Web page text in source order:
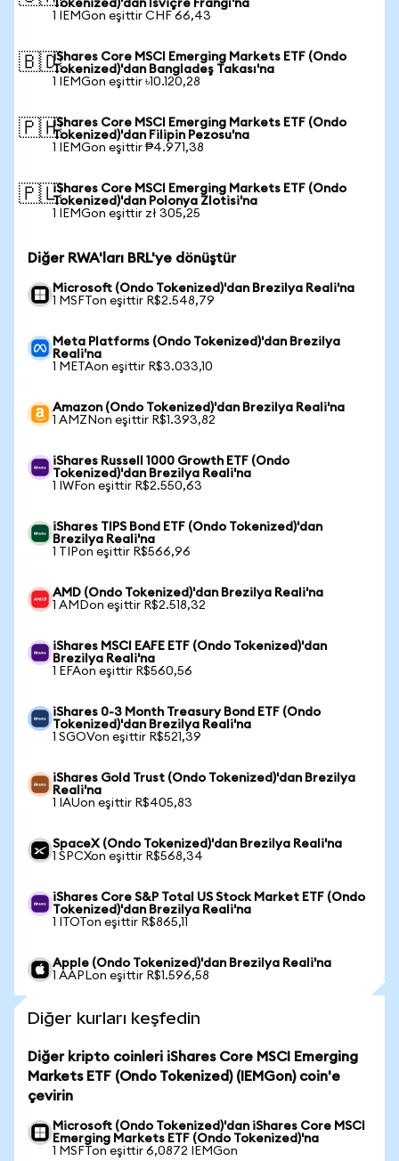
Tokenized)'dan İsviçre Frangı'na
1 IEMGon eşittir CHF 66,43
🇧🇩iShares Core MSCI Emerging Markets ETF (Ondo
Tokenized)'dan Bangladeş Takası'na
1 IEMGon eşittir ৳10.120,28
🇵🇭iShares Core MSCI Emerging Markets ETF (Ondo
Tokenized)'dan Filipin Pezosu'na
1 IEMGon eşittir ₱4.971,38
🇵🇱iShares Core MSCI Emerging Markets ETF (Ondo
Tokenized)'dan Polonya Zlotisi'na
1 IEMGon eşittir zł 305,25
Diğer RWA'ları BRL'ye dönüştür
Microsoft (Ondo Tokenized)'dan Brezilya Reali'na
1 MSFTon eşittir R$2.548,79
Meta Platforms (Ondo Tokenized)'dan Brezilya
Reali'na
1 METAon eşittir R$3.033,10
Amazon (Ondo Tokenized)'dan Brezilya Reali'na
1 AMZNon eşittir R$1.393,82
iShares Russell 1000 Growth ETF (Ondo
Tokenized)'dan Brezilya Reali'na
1 IWFon eşittir R$2.550,63
iShares TIPS Bond ETF (Ondo Tokenized)'dan
Brezilya Reali'na
1 TIPon eşittir R$566,96
AMD (Ondo Tokenized)'dan Brezilya Reali'na
1 AMDon eşittir R$2.518,32
iShares MSCI EAFE ETF (Ondo Tokenized)'dan
Brezilya Reali'na
1 EFAon eşittir R$560,56
iShares 0-3 Month Treasury Bond ETF (Ondo
Tokenized)'dan Brezilya Reali'na
1 SGOVon eşittir R$521,39
iShares Gold Trust (Ondo Tokenized)'dan Brezilya
Reali'na
1 IAUon eşittir R$405,83
SpaceX (Ondo Tokenized)'dan Brezilya Reali'na
1 SPCXon eşittir R$568,34
iShares Core S&P Total US Stock Market ETF (Ondo
Tokenized)'dan Brezilya Reali'na
1 ITOTon eşittir R$865,11
Apple (Ondo Tokenized)'dan Brezilya Reali'na
1 AAPLon eşittir R$1.596,58
Diğer kurları keşfedin
Diğer kripto coinleri iShares Core MSCI Emerging
Markets ETF (Ondo Tokenized) (IEMGon) coin'e
çevirin
Microsoft (Ondo Tokenized)'dan iShares Core MSCI
Emerging Markets ETF (Ondo Tokenized)'na
1 MSFTon eşittir 6,0872 IEMGon